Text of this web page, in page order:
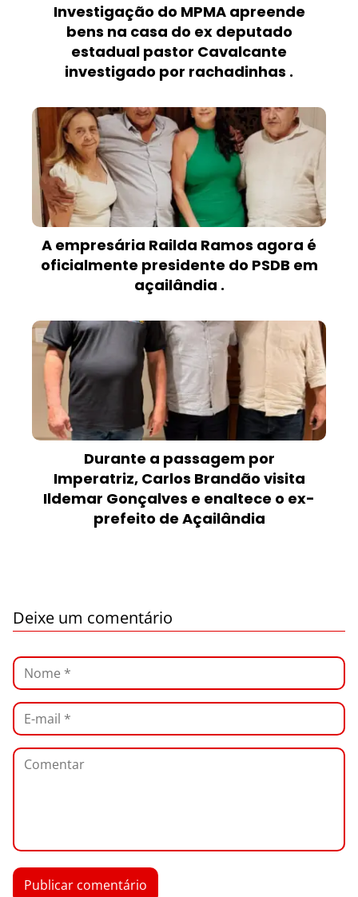
Investigação do MPMA apreende
bens na casa do ex deputado
estadual pastor Cavalcante
investigado por rachadinhas .
A empresária Railda Ramos agora é
oficialmente presidente do PSDB em
açailândia .
Durante a passagem por
Imperatriz, Carlos Brandão visita
Ildemar Gonçalves e enaltece o ex-
prefeito de Açailândia
Deixe um comentário